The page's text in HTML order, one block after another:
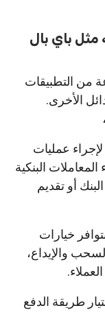
مثل باي بال
من التطبيقات
الأخرى.
عمليات
المعاملات البنكية
أو تقديم
خيارات
والإيداع،
طريقة الدفع